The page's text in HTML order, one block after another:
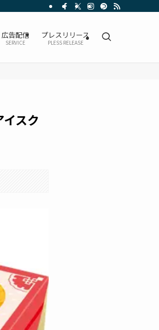
広告配信
SERVICE
プレスリリース
PLESS RELEASE
スク